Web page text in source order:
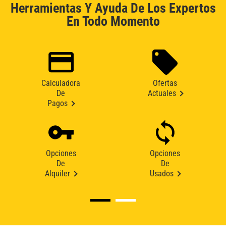
Herramientas Y Ayuda De Los Expertos
En Todo Momento
Calculadora
De
Pagos
Ofertas
Actuales
Opciones
De
Alquiler
Opciones
De
Usados